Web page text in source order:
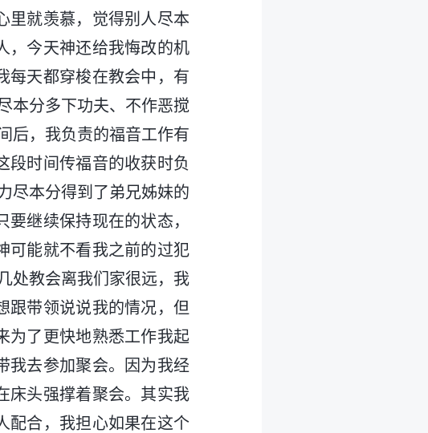
里就羡慕，觉得别人尽本
，今天神还给我悔改的机
每天都穿梭在教会中，有
本分多下功夫、不作恶搅
后，我负责的福音工作有
段时间传福音的收获时负
尽本分得到了弟兄姊妹的
继续保持现在的状态，
可能就不看我之前的过犯
处教会离我们家很远，我
跟带领说说我的情况，但
为了更快地熟悉工作我起
我去参加聚会。因为我经
床头强撑着聚会。其实我
配合，我担心如果在这个